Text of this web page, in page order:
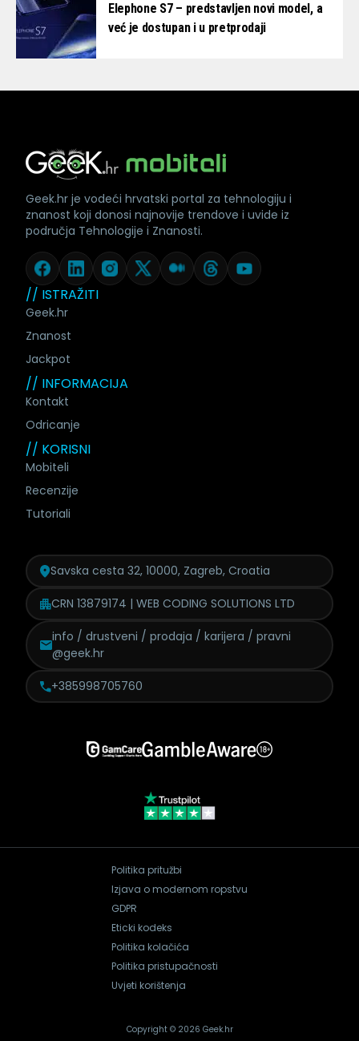
Elephone S7 – predstavljen novi model, a
već je dostupan i u pretprodaji
// ISTRAŽITI
Geek.hr
Znanost
Jackpot
// INFORMACIJA
Kontakt
Odricanje
// KORISNI
Mobiteli
Recenzije
Tutoriali
Geek.hr je vodeći hrvatski portal za tehnologiju i
znanost koji donosi najnovije trendove i uvide iz
područja Tehnologije i Znanosti.
Savska cesta 32, 10000, Zagreb, Croatia
CRN 13879174 | WEB CODING SOLUTIONS LTD
info / drustveni / prodaja / karijera / pravni
@geek.hr
+385998705760
Politika pritužbi
Izjava o modernom ropstvu
GDPR
Eticki kodeks
Politika kolačića
Politika pristupačnosti
Uvjeti korištenja
Copyright © 2026 Geek.hr